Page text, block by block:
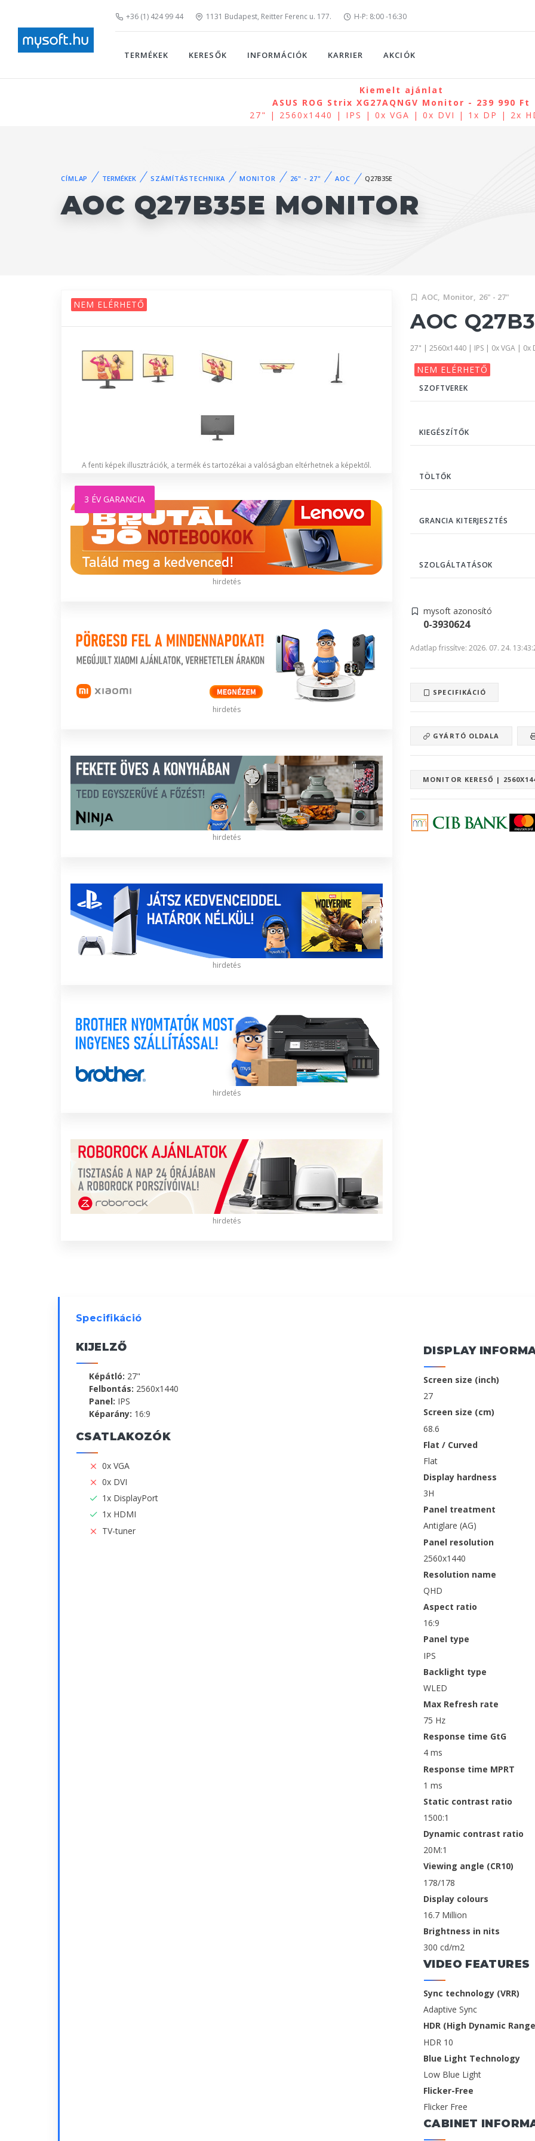
+36 (1) 424 99 44 1131 Budapest, Reitter Ferenc u. 177. H-P: 8:00 -16:30
TERMÉKEK KERESŐK INFORMÁCIÓK KARRIER AKCIÓK
Kiemelt ajánlat
ASUS ROG Strix XG27AQNGV Monitor - 239 990 Ft
27" | 2560x1440 | IPS | 0x VGA | 0x DVI | 1x DP | 2x
CÍMLAP TERMÉKEK SZÁMÍTÁSTECHNIKA MONITOR 26" - 27" AOC Q27B35E
AOC Q27B35E MONITOR
NEM ELÉRHETŐ
3 ÉV GARANCIA
A fenti képek illusztrációk, a termék és tartozékai a valóságban eltérhetnek a képektől.
hirdetés
hirdetés
hirdetés
hirdetés
hirdetés
hirdetés
AOC, Monitor, 26" - 27"
AOC
27" | 2560x1440 | IPS | 0x VGA | 0x
NEM ELÉRHETŐ
SZOFTVEREK
KIEGÉSZÍTŐK
TÖLTŐK
GRANCIA KITERJESZTÉS
SZOLGÁLTATÁSOK
mysoft azonosító
0-3930624
Adatlap frissítve: 2026. 07. 24.
SPECIFIKÁCIÓ
GYÁRTÓ OLDALA
MONITOR KERESŐ |
Specifikáció
KIJELZŐ
Képátló: 27"
Felbontás: 2560x1440
Panel: IPS
Képarány: 16:9
CSATLAKOZÓK
0x VGA
0x DVI
1x DisplayPort
1x HDMI
TV-tuner
DISPLAY
Screen size (inch)
27
Screen size (cm)
68.6
Flat / Curved
Flat
Display hardness
3H
Panel treatment
Antiglare (AG)
Panel resolution
2560x1440
Resolution name
QHD
Aspect ratio
16:9
Panel type
IPS
Backlight type
WLED
Max Refresh rate
75 Hz
Response time GtG
4 ms
Response time MPRT
1 ms
Static contrast ratio
1500:1
Dynamic contrast ratio
20M:1
Viewing angle (CR10)
178/178
Display colours
16.7 Million
Brightness in nits
300 cd/m2
VIDEO FEATURES
Sync technology (VRR)
Adaptive Sync
HDR (High Dynamic
HDR 10
Blue Light Technology
Low Blue Light
Flicker-Free
Flicker Free
CABINET